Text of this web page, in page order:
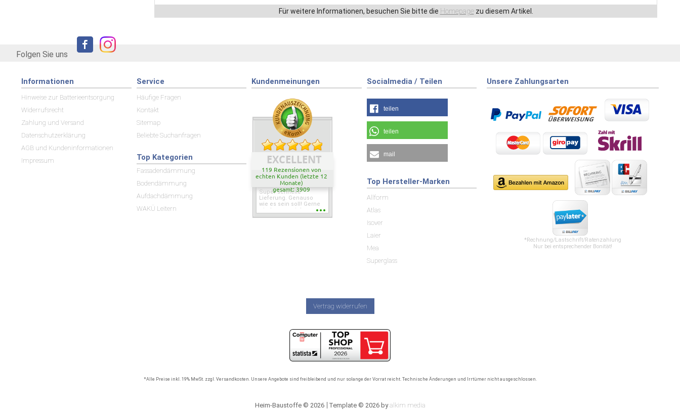
Für weitere Informationen, besuchen Sie bitte die Homepagezu diesem Artikel.
Folgen Sie uns
Informationen
Hinweise zur Batterieentsorgung
Widerrufsrecht
Zahlung und Versand
Datenschutzerklärung
AGB und Kundeninformationen
Impressum
Service
Häufige Fragen
Kontakt
Sitemap
Beliebte Suchanfragen
Top Kategorien
Fassadendämmung
Bodendämmung
Aufdachdämmung
WAKÜ Leitern
Kundenmeinungen
EXCELLENT
119 Rezensionen von
echten Kunden (letzte 12
Monate)
gesamt: 3909
Super schnelle
Lieferung. Genauso
wie es sein soll! Gerne
wieder wenn ich was
Socialmedia / Teilen
teilen
teilen
mail
Unsere Zahlungsarten
*Rechnung/Lastschrift/Ratenzahlung
Nur bei entsprechender Bonität!
Top Hersteller-Marken
Allform
Atlas
Isover
Laier
Mea
Superglass
Vertrag widerrufen
*Alle Preise inkl. 19% MwSt. zzgl. Versandkosten. Unsere Angebote sind freibleibend und nur solange der Vorrat reicht. Technische Änderungen und Irrtümer nicht ausgeschlossen.
Heim-Baustoffe © 2026 Template © 2026 byalkim media